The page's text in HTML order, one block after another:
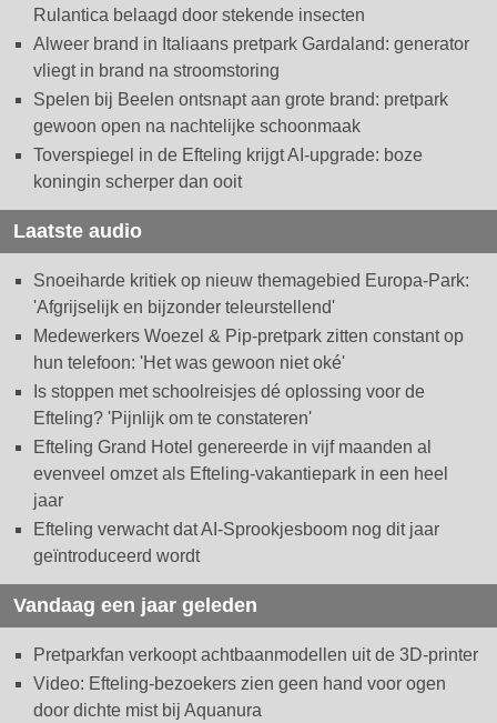
Rulantica belaagd door stekende insecten
Alweer brand in Italiaans pretpark Gardaland: generator
vliegt in brand na stroomstoring
Spelen bij Beelen ontsnapt aan grote brand: pretpark
gewoon open na nachtelijke schoonmaak
Toverspiegel in de Efteling krijgt AI-upgrade: boze
koningin scherper dan ooit
Laatste audio
Snoeiharde kritiek op nieuw themagebied Europa-Park:
'Afgrijselijk en bijzonder teleurstellend'
Medewerkers Woezel & Pip-pretpark zitten constant op
hun telefoon: 'Het was gewoon niet oké'
Is stoppen met schoolreisjes dé oplossing voor de
Efteling? 'Pijnlijk om te constateren'
Efteling Grand Hotel genereerde in vijf maanden al
evenveel omzet als Efteling-vakantiepark in een heel
jaar
Efteling verwacht dat AI-Sprookjesboom nog dit jaar
geïntroduceerd wordt
Vandaag een jaar geleden
Pretparkfan verkoopt achtbaanmodellen uit de 3D-printer
Video: Efteling-bezoekers zien geen hand voor ogen
door dichte mist bij Aquanura